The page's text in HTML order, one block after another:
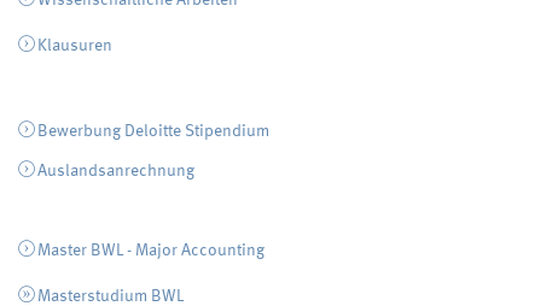
Klausuren
Bewerbung Deloitte Stipendium
Auslandsanrechnung
Master BWL - Major Accounting
Masterstudium BWL